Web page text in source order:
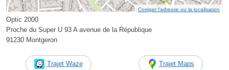
Corriger l’adresse ou la localisation
Optic 2000
Proche du Super U 93 A avenue de la République
91230 Montgeron
Trajet Waze Trajet Maps